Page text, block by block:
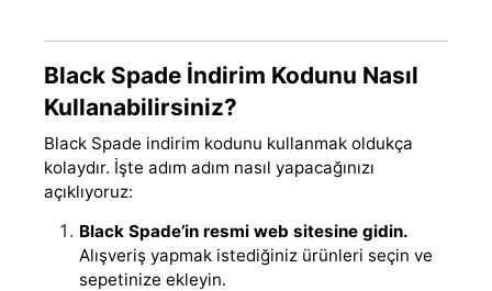
Black Spade İndirim Kodunu Nasıl
Kullanabilirsiniz?
Black Spade indirim kodunu kullanmak oldukça
kolaydır. İşte adım adım nasıl yapacağınızı
açıklıyoruz:
Black Spade’in resmi web sitesine gidin.
Alışveriş yapmak istediğiniz ürünleri seçin ve
sepetinize ekleyin.